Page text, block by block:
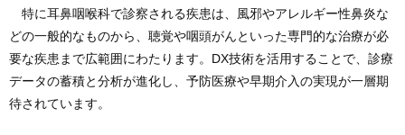
特に耳鼻咽喉科で診察される疾患は、風邪やアレルギー性鼻炎な
どの一般的なものから、聴覚や咽頭がんといった専門的な治療が必
要な疾患まで広範囲にわたります。DX技術を活用することで、診療
データの蓄積と分析が進化し、予防医療や早期介入の実現が一層期
待されています。